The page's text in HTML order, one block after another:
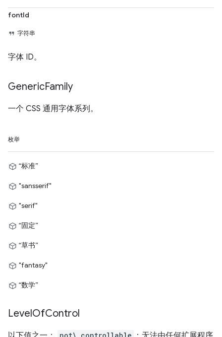
fontId
字符串
字体 ID。
GenericFamily
一个 CSS 通用字体系列。
枚举
“标准”
"sansserif"
"serif"
“固定”
“草书”
"fantasy"
“数学”
LevelOfControl